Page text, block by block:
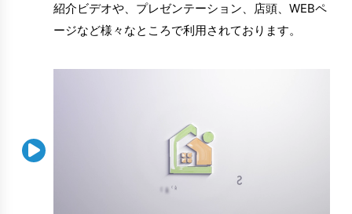
紹介ビデオや、プレゼンテーション、店頭、WEBペ
ージなど様々なところで利用されております。
